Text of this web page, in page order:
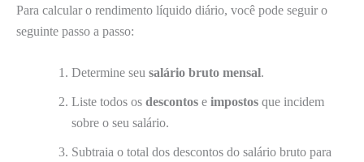
Para calcular o rendimento líquido diário, você pode seguir o
seguinte passo a passo:
Determine seu salário bruto mensal.
Liste todos os descontos e impostos que incidem
sobre o seu salário.
Subtraia o total dos descontos do salário bruto para